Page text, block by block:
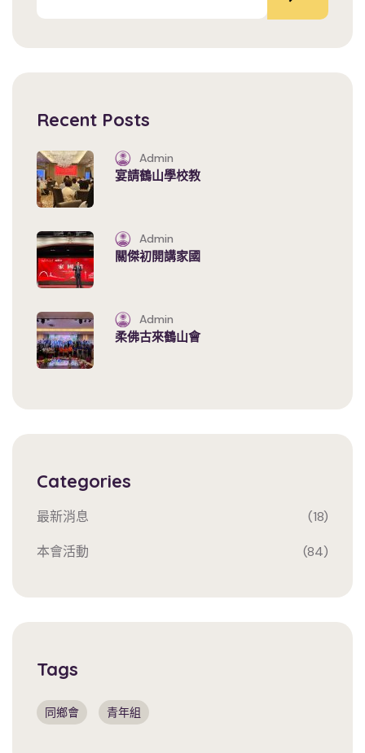
Recent Posts
Admin
宴請鶴山學校教
Admin
關傑初開講家國
Admin
柔佛古來鶴山會
Categories
最新消息 (18)
本會活動 (84)
Tags
同鄉會 青年組